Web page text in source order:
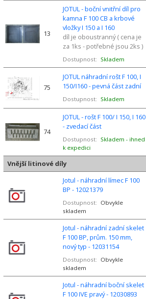
13
JOTUL - boční vnitřní díl pro
kamna F 100 CB a krbové
vložky I 150 a I 160
díl je oboustranný ( cena je
za 1ks - potřebné jsou 2ks )
Dostupnost: Skladem
75
JOTUL náhradní rošt F 100, I
150/I160 - pevná část zadní
Dostupnost: Skladem
74
JOTUL - rošt F 100/ I 150, I 160
- zvedací část
Dostupnost: Skladem - ihned
k expedici
Vnější litinové díly
Jotul - náhradní límec F 100
BP - 12021379
Dostupnost: Obvykle
skladem
Jotul - náhradní zadní skelet
F 100 BP, prům. 150 mm,
nový typ - 12031154
Dostupnost: Obvykle
skladem
Jotul - náhradní boční skelet
F 100 IVE pravý - 12030893